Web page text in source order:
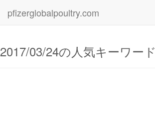
pfizerglobalpoultry.com
2017/03/24の人気キーワード